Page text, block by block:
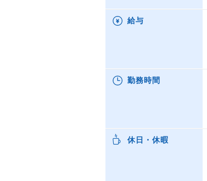
給与
勤務時間
休日・休暇